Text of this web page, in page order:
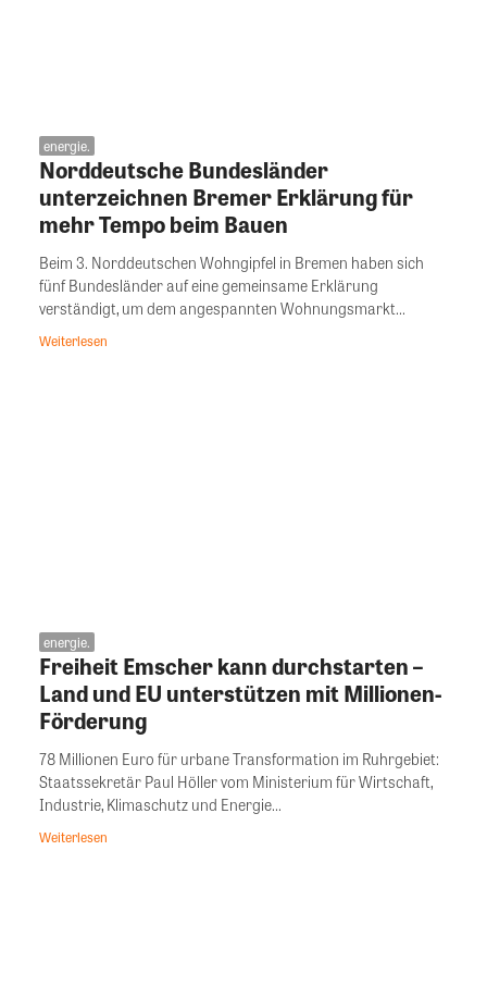
energie.
Norddeutsche Bundesländer
unterzeichnen Bremer Erklärung für
mehr Tempo beim Bauen
Beim 3. Norddeutschen Wohngipfel in Bremen haben sich
fünf Bundesländer auf eine gemeinsame Erklärung
verständigt, um dem angespannten Wohnungsmarkt...
Weiterlesen
energie.
Freiheit Emscher kann durchstarten –
Land und EU unterstützen mit Millionen-
Förderung
78 Millionen Euro für urbane Transformation im Ruhrgebiet:
Staatssekretär Paul Höller vom Ministerium für Wirtschaft,
Industrie, Klimaschutz und Energie...
Weiterlesen